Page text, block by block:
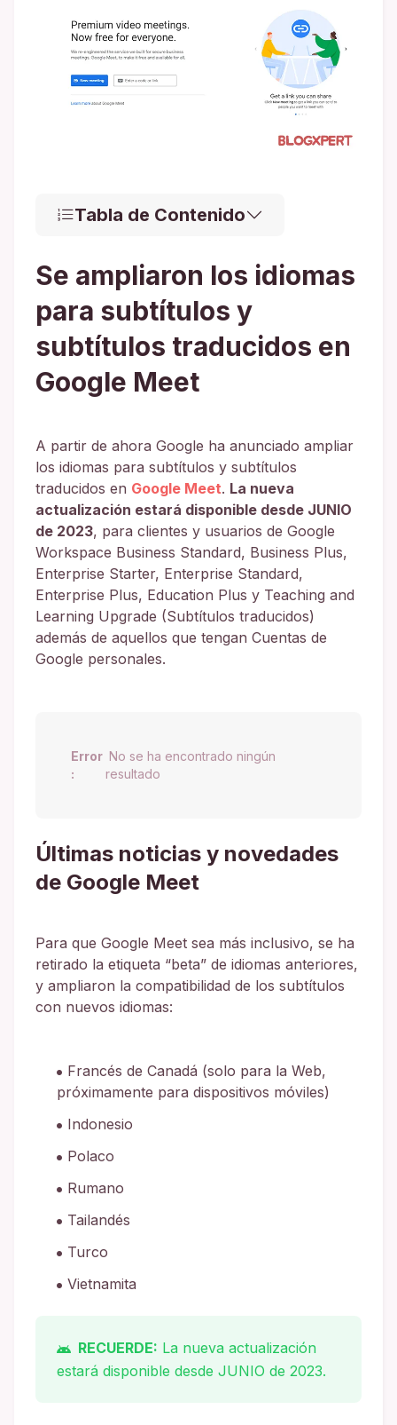
Tabla de Contenido
Se ampliaron los idiomas
para subtítulos y
subtítulos traducidos en
Google Meet
A partir de ahora Google ha anunciado ampliar
los idiomas para subtítulos y subtítulos
traducidos en Google Meet. La nueva
actualización estará disponible desde JUNIO
de 2023, para clientes y usuarios de Google
Workspace Business Standard, Business Plus,
Enterprise Starter, Enterprise Standard,
Enterprise Plus, Education Plus y Teaching and
Learning Upgrade (Subtítulos traducidos)
además de aquellos que tengan Cuentas de
Google personales.
Error
:
No se ha encontrado ningún
resultado
Últimas noticias y novedades
de Google Meet
Para que Google Meet sea más inclusivo, se ha
retirado la etiqueta “beta” de idiomas anteriores,
y ampliaron la compatibilidad de los subtítulos
con nuevos idiomas:
Francés de Canadá (solo para la Web,
próximamente para dispositivos móviles)
Indonesio
Polaco
Rumano
Tailandés
Turco
Vietnamita
RECUERDE: La nueva actualización
estará disponible desde JUNIO de 2023.